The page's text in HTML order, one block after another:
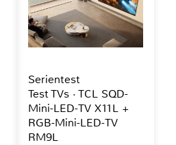
Serientest
Test TVs · TCL SQD-
Mini-LED-TV X11L +
RGB-Mini-LED-TV
RM9L